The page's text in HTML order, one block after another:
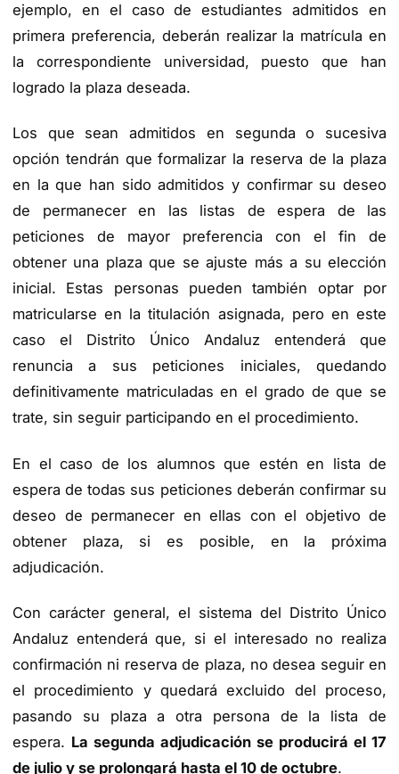
ejemplo, en el caso de estudiantes admitidos en
primera preferencia, deberán realizar la matrícula en
la correspondiente universidad, puesto que han
logrado la plaza deseada.
Los que sean admitidos en segunda o sucesiva
opción tendrán que formalizar la reserva de la plaza
en la que han sido admitidos y confirmar su deseo
de permanecer en las listas de espera de las
peticiones de mayor preferencia con el fin de
obtener una plaza que se ajuste más a su elección
inicial. Estas personas pueden también optar por
matricularse en la titulación asignada, pero en este
caso el Distrito Único Andaluz entenderá que
renuncia a sus peticiones iniciales, quedando
definitivamente matriculadas en el grado de que se
trate, sin seguir participando en el procedimiento.
En el caso de los alumnos que estén en lista de
espera de todas sus peticiones deberán confirmar su
deseo de permanecer en ellas con el objetivo de
obtener plaza, si es posible, en la próxima
adjudicación.
Con carácter general, el sistema del Distrito Único
Andaluz entenderá que, si el interesado no realiza
confirmación ni reserva de plaza, no desea seguir en
el procedimiento y quedará excluido del proceso,
pasando su plaza a otra persona de la lista de
espera. La segunda adjudicación se producirá el 17
de julio y se prolongará hasta el 10 de octubre.